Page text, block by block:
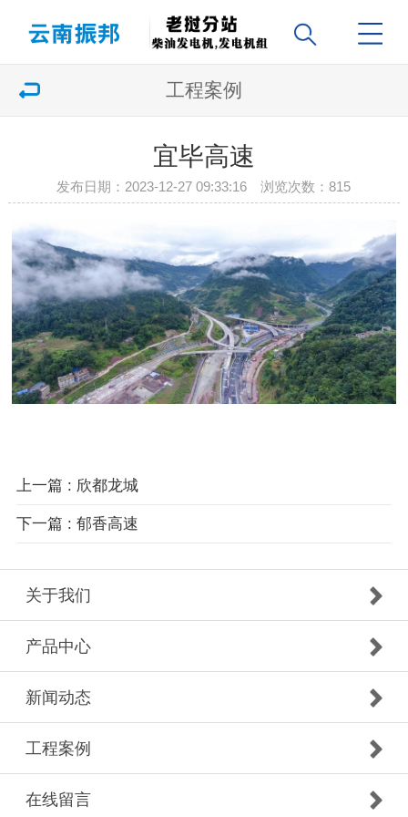
工程案例
宜毕高速
发布日期：2023-12-27 09:33:16 浏览次数：815
上一篇 : 欣都龙城
下一篇 : 郁香高速
关于我们
产品中心
新闻动态
工程案例
在线留言